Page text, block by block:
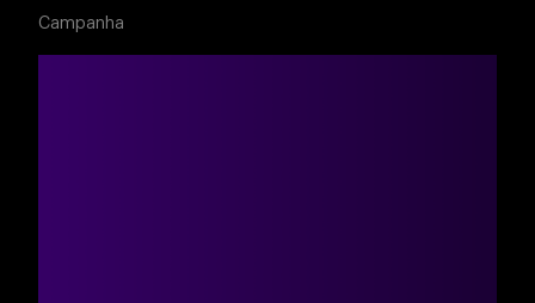
Campanha